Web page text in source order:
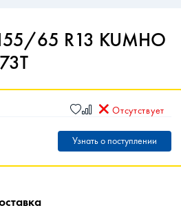
65 R13 KUMHO
Отсутствует
Узнать о поступлении